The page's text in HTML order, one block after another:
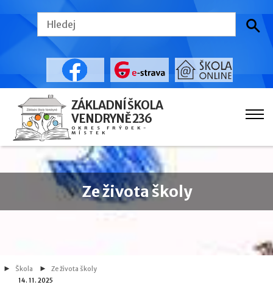
ZÁKLADNÍ ŠKOLA
VENDRYNĚ 236
OKRES FRÝDEK-
MÍSTEK
Ze života školy
Škola
Ze života školy
14. 11. 2025